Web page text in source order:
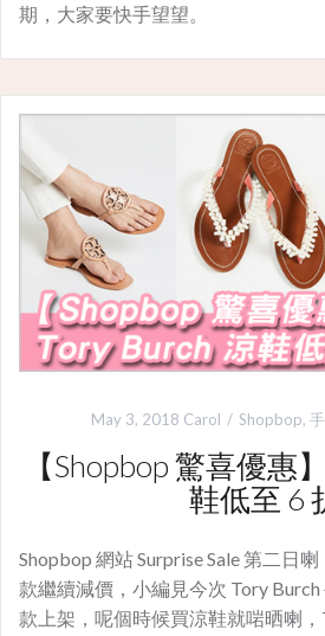
期，大家要快手望望。
May 3, 2018 Carol Shopbop,
【Shopbop 驚喜優惠
鞋低至 6
Shopbop 網站 Surprise Sale 第二日
款繼續減價，小編見今次 Tory
款上架，呢個時候買涼鞋就啱晒喇